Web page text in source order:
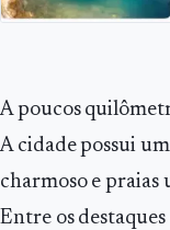
A poucos
A cidade possui
charmoso e praias
Entre os destaques